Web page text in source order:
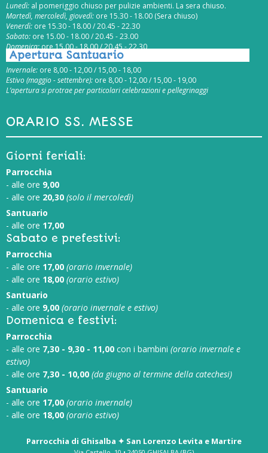
Lunedì: al pomeriggio chiuso per pulizie ambienti. La sera chiuso.
Martedì, mercoledì, giovedì: ore 15.30 - 18.00 (Sera chiuso)
Venerdì: ore 15.30 - 18.00 / 20.45 - 22.30
Sabato: ore 15.00 - 18.00 / 20.45 - 23.00
Domenica:ore 15.00 - 18.00 / 20.45 - 22.30
Apertura Santuario
Invernale: ore 8,00 - 12,00 / 15,00 - 18,00
Estivo (maggio - settembre): ore 8,00 - 12,00 / 15,00 - 19,00
L’apertura si protrae per particolari celebrazioni e pellegrinaggi
ORARIO SS. MESSE
Giorni feriali:
Parrocchia
- alle ore 9,00
- alle ore 20,30 (solo il mercoledì)
Santuario
- alle ore 17,00
Sabato e prefestivi:
Parrocchia
- alle ore 17,00 (orario invernale)
- alle ore 18,00 (orario estivo)
Santuario
- alle ore 9,00 (orario invernale e estivo)
Domenica e festivi:
Parrocchia
- alle ore 7,30 - 9,30 - 11,00 con i bambini (orario invernale e
estivo)
- alle ore 7,30 - 10,00 (da giugno al termine della catechesi)
Santuario
- alle ore 17,00 (orario invernale)
- alle ore 18,00 (orario estivo)
Parrocchia di Ghisalba ✦ San Lorenzo Levita e Martire